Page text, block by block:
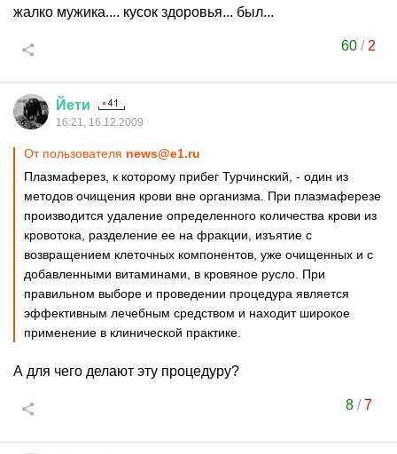
жалко мужика.... кусок здоровья... был...
60 / 2
Йети
16:21, 16.12.2009
От пользователя news@e1.ru
Плазмаферез, к которому прибег Турчинский, - один из
методов очищения крови вне организма. При плазмаферезе
производится удаление определенного количества крови из
кровотока, разделение ее на фракции, изъятие с
возвращением клеточных компонентов, уже очищенных и с
добавленными витаминами, в кровяное русло. При
правильном выборе и проведении процедура является
эффективным лечебным средством и находит широкое
применение в клинической практике.
А для чего делают эту процедуру?
8/7